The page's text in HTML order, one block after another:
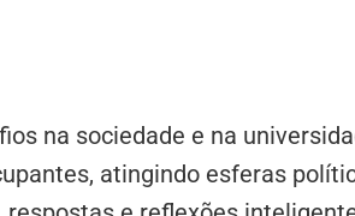
na sociedade e na
atingindo esferas